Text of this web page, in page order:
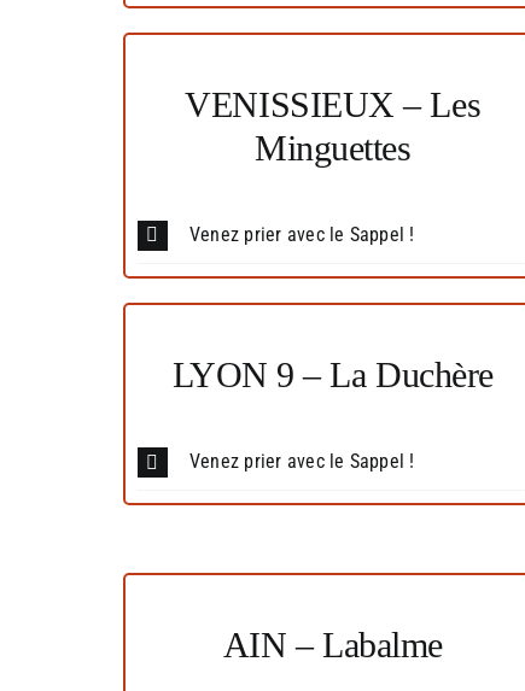
VENISSIEUX – Les
Minguettes
Venez prier avec le Sappel !
LYON 9 – La Duchère
Venez prier avec le Sappel !
AIN – Labalme